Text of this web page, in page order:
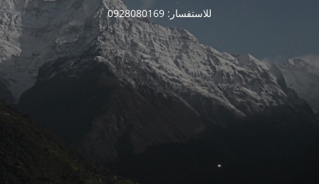
للاستفسار: 0928080169